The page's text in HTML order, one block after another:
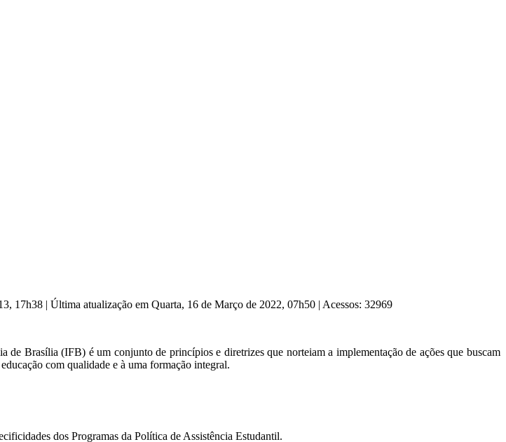
17h38 | Última atualização em Quarta, 16 de Março de 2022, 07h50 | Acessos: 32969
Brasília (IFB) é um conjunto de princípios e diretrizes que norteiam a implementação de ações que buscam
com qualidade e à uma formação integral.
dos Programas da Política de Assistência Estudantil.